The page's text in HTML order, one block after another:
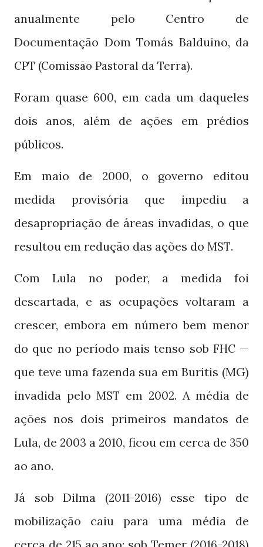
anualmente pelo Centro de
Documentação Dom Tomás Balduino, da
CPT (Comissão Pastoral da Terra).
Foram quase 600, em cada um daqueles
dois anos, além de ações em prédios
públicos.
Em maio de 2000, o governo editou
medida provisória que impediu a
desapropriação de áreas invadidas, o que
resultou em redução das ações do MST.
Com Lula no poder, a medida foi
descartada, e as ocupações voltaram a
crescer, embora em número bem menor
do que no período mais tenso sob FHC—
que teve uma fazenda sua em Buritis (MG)
invadida pelo MST em 2002. A média de
ações nos dois primeiros mandatos de
Lula, de 2003 a 2010, ficou em cerca de 350
ao ano.
Já sob Dilma (2011-2016) esse tipo de
mobilização caiu para uma média de